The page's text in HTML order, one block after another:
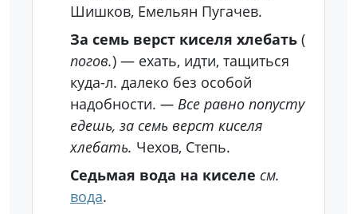
Шишков, Емельян Пугачев.
За семь верст киселя хлебать (
погов.) — ехать, идти, тащиться
куда-л. далеко без особой
надобности. — Все равно попусту
едешь, за семь верст киселя
хлебать. Чехов, Степь.
Седьмая вода на киселе см.
вода.